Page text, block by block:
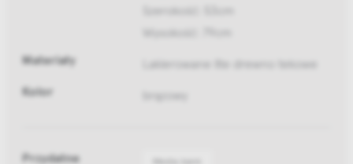
Szerokość: 53cm
Wysokość: 79cm
Materiały Lakierowane lite drewno tekowe
Kolor brązowy
Przydatne
Media bank